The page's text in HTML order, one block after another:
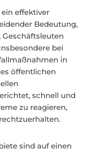
effektiver
Bedeutung,
bei
in
öffentlichen
schnell und
zu reagieren,
sind auf einen